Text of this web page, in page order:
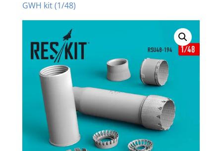
GWH kit (1/48)